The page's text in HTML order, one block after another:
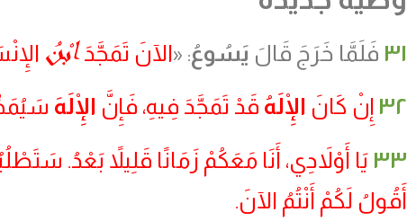
٣١ فَلَمَّا خَرَجَ قَالَ يَسُوعُ: «الآنَ تَمَجَّدَابْنُ
٣٢ إِنْ كَانَ الْإِلَهُ قَدْ تَمَجَّدَ فِيهِ، فَإِنَّ الْإِلَهَ
٣٣ يَا أَوْلاَدِي، أَنَا مَعَكُمْ زَمَانًا قَلِيلاً بَعْدُ.
أَقُولُ لَكُمْ أَنْتُمُ الآنَ.